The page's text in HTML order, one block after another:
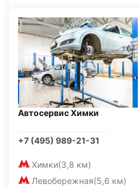
Автосервис Химки
+7 (495) 989-21-31
Химки(3,8 км)
Левобережная(5,6 км)